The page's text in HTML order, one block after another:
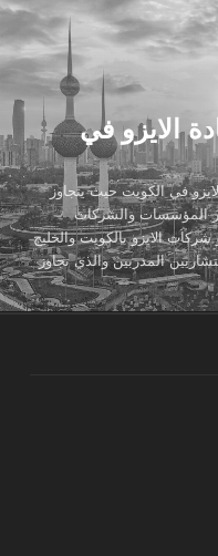
الايزو في
في الكويت حيث يتجاوز
المؤسسات والشركات
شركات الايزو بالكويت والخليج
المدربين والذي تجاوز